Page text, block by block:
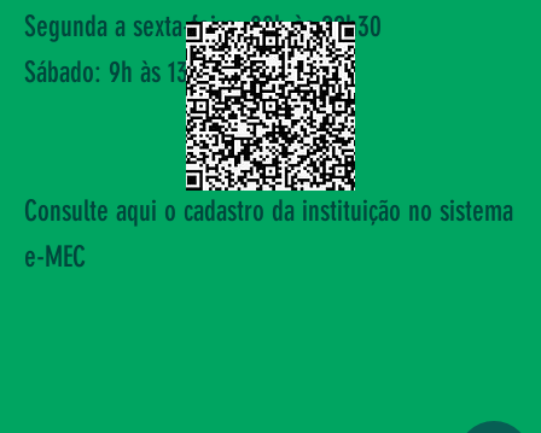
Segunda a sexta-feira: 08h às 22h30
Sábado: 9h às 13h
Consulte aqui o cadastro da instituição no sistema
e-MEC